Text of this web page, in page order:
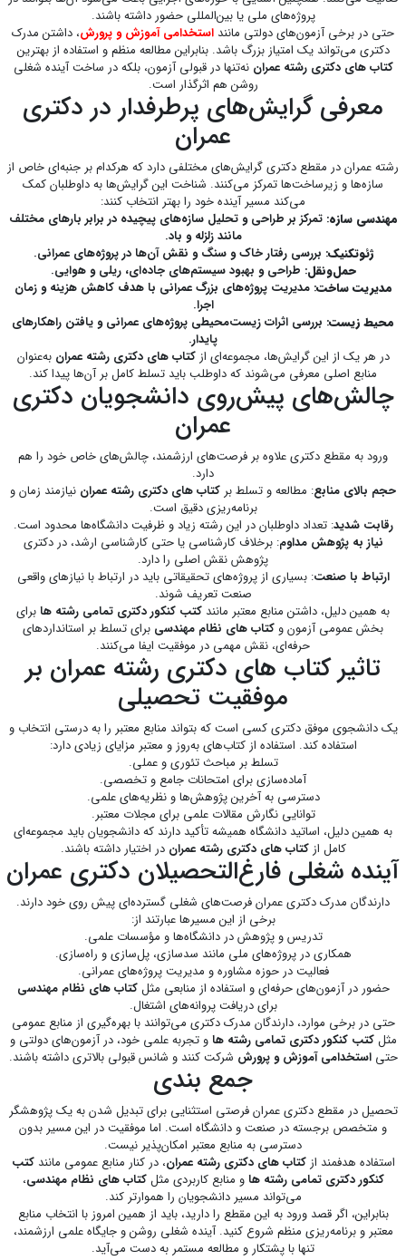
پروژه‌های ملی یا بین‌المللی حضور داشته باشند.
حتی در برخی آزمون‌های دولتی مانند استخدامی آموزش و پرورش، داشتن مدرک
دکتری می‌تواند یک امتیاز بزرگ باشد. بنابراین مطالعه منظم و استفاده از بهترین
کتاب های دکتری رشته عمران نه‌تنها در قبولی آزمون، بلکه در ساخت آینده شغلی
روشن هم اثرگذار است.
معرفی گرایش‌های پرطرفدار در دکتری
عمران
رشته عمران در مقطع دکتری گرایش‌های مختلفی دارد که هرکدام بر جنبه‌ای خاص از
سازه‌ها و زیرساخت‌ها تمرکز می‌کنند. شناخت این گرایش‌ها به داوطلبان کمک
می‌کند مسیر آینده خود را بهتر انتخاب کنند:
مهندسی سازه: تمرکز بر طراحی و تحلیل سازه‌های پیچیده در برابر بارهای مختلف
مانند زلزله و باد.
ژئوتکنیک: بررسی رفتار خاک و سنگ و نقش آن‌ها در پروژه‌های عمرانی.
حمل‌ونقل: طراحی و بهبود سیستم‌های جاده‌ای، ریلی و هوایی.
مدیریت ساخت: مدیریت پروژه‌های بزرگ عمرانی با هدف کاهش هزینه و زمان
اجرا.
محیط زیست: بررسی اثرات زیست‌محیطی پروژه‌های عمرانی و یافتن راهکارهای
پایدار.
در هر یک از این گرایش‌ها، مجموعه‌ای ازکتاب های دکتری رشته عمران به‌عنوان
منابع اصلی معرفی می‌شوند که داوطلب باید تسلط کامل بر آن‌ها پیدا کند.
چالش‌های پیش‌روی دانشجویان دکتری
عمران
ورود به مقطع دکتری علاوه بر فرصت‌های ارزشمند، چالش‌های خاص خود را هم
دارد.
حجم بالای منابع: مطالعه و تسلط برکتاب های دکتری رشته عمران نیازمند زمان و
برنامه‌ریزی دقیق است.
رقابت شدید: تعداد داوطلبان در این رشته زیاد و ظرفیت دانشگاه‌ها محدود است.
نیاز به پژوهش مداوم: برخلاف کارشناسی یا حتی کارشناسی ارشد، در دکتری
پژوهش نقش اصلی را دارد.
ارتباط با صنعت: بسیاری از پروژه‌های تحقیقاتی باید در ارتباط با نیازهای واقعی
صنعت تعریف شوند.
به همین دلیل، داشتن منابع معتبر مانند کتب کنکور دکتری تمامی رشته هابرای
بخش عمومی آزمون وکتاب های نظام مهندسی برای تسلط بر استانداردهای
حرفه‌ای، نقش مهمی در موفقیت ایفا می‌کنند.
تاثیر کتاب های دکتری رشته عمران بر
موفقیت تحصیلی
یک دانشجوی موفق دکتری کسی است که بتواند منابع معتبر را به درستی انتخاب و
استفاده کند. استفاده از کتاب‌های به‌روز و معتبر مزایای زیادی دارد:
تسلط بر مباحث تئوری و عملی.
آماده‌سازی برای امتحانات جامع و تخصصی.
دسترسی به آخرین پژوهش‌ها و نظریه‌های علمی.
توانایی نگارش مقالات علمی برای مجلات معتبر.
به همین دلیل، اساتید دانشگاه همیشه تأکید دارند که دانشجویان باید مجموعه‌ای
کامل ازکتاب های دکتری رشته عمران در اختیار داشته باشند.
آینده شغلی فارغ‌التحصیلان دکتری عمران
دارندگان مدرک دکتری عمران فرصت‌های شغلی گسترده‌ای پیش روی خود دارند.
برخی از این مسیرها عبارتند از:
تدریس و پژوهش در دانشگاه‌ها و مؤسسات علمی.
همکاری در پروژه‌های ملی مانند سدسازی، پل‌سازی و راه‌سازی.
فعالیت در حوزه مشاوره و مدیریت پروژه‌های عمرانی.
حضور در آزمون‌های حرفه‌ای و استفاده از منابعی مثلکتاب های نظام مهندسی
برای دریافت پروانه‌های اشتغال.
حتی در برخی موارد، دارندگان مدرک دکتری می‌توانند با بهره‌گیری از منابع عمومی
مثلکتب کنکور دکتری تمامی رشته هاو تجربه علمی خود، در آزمون‌های دولتی و
حتیاستخدامی آموزش و پرورش شرکت کنند و شانس قبولی بالاتری داشته باشند.
جمع بندی
تحصیل در مقطع دکتری عمران فرصتی استثنایی برای تبدیل شدن به یک پژوهشگر
و متخصص برجسته در صنعت و دانشگاه است. اما موفقیت در این مسیر بدون
دسترسی به منابع معتبر امکان‌پذیر نیست.
استفاده هدفمند ازکتاب های دکتری رشته عمران، در کنار منابع عمومی مانندکتب
کنکور دکتری تمامی رشته هاو منابع کاربردی مثلکتاب های نظام مهندسی،
می‌تواند مسیر دانشجویان را هموارتر کند.
بنابراین، اگر قصد ورود به این مقطع را دارید، باید از همین امروز با انتخاب منابع
معتبر و برنامه‌ریزی منظم شروع کنید. آینده شغلی روشن و جایگاه علمی ارزشمند،
تنها با پشتکار و مطالعه مستمر به دست می‌آید.